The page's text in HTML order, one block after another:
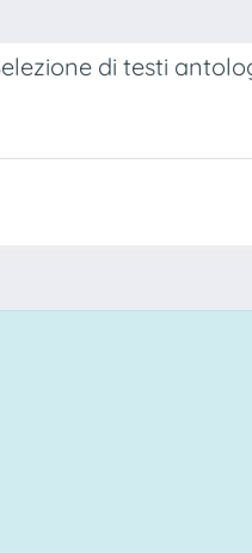
di testi